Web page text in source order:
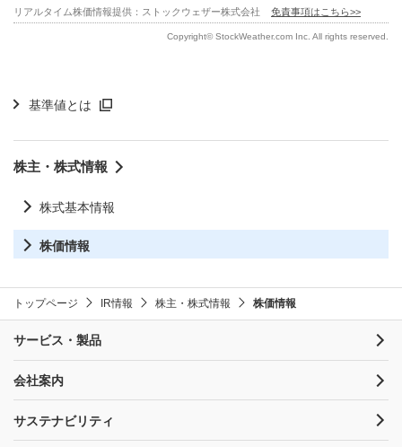
基準値とは
株主・株式情報
株式基本情報
株価情報
トップページ IR情報 株主・株式情報 株価情報
サービス・製品
会社案内
サステナビリティ